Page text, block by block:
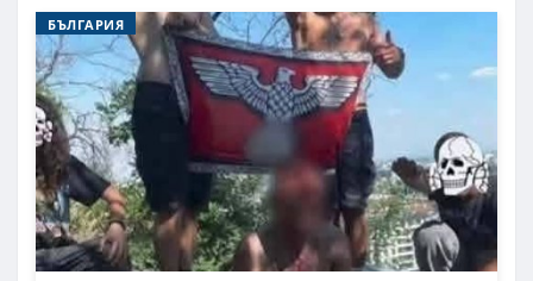
БЪЛГАРИЯ